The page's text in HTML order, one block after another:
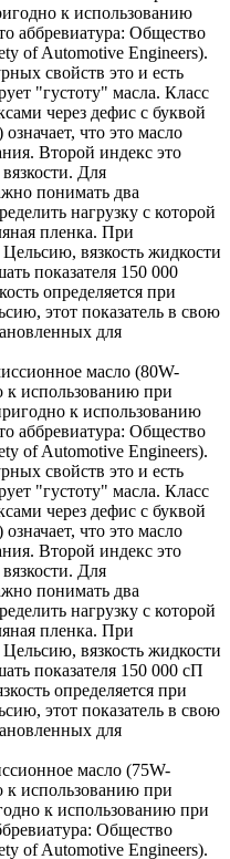
к использованию
аббревиатура: Общество
of Automotive Engineers).
свойств это и есть
"густоту" масла. Класс
через дефис с буквой
что это масло
Второй индекс это
Для
понимать два
нагрузку с которой
пленка. При
вязкость жидкости
показателя 150 000
определяется при
этот показатель в свою
для
масло (80W-
к использованию при
к использованию
аббревиатура: Общество
of Automotive Engineers).
свойств это и есть
"густоту" масла. Класс
через дефис с буквой
что это масло
Второй индекс это
Для
понимать два
нагрузку с которой
пленка. При
вязкость жидкости
показателя 150 000 сП
определяется при
этот показатель в свою
для
масло (75W-
к использованию при
к использованию при
Общество
of Automotive Engineers).